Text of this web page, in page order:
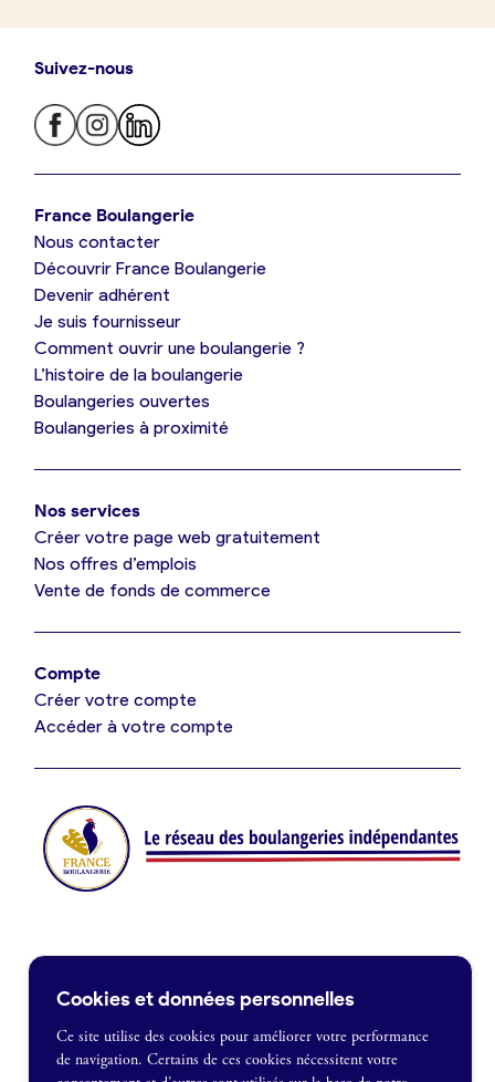
Je trouve ma boulangerie
Je suis boulanger
Je découvre France Boulangerie
Mes tarifs
Je référence ma boulangerie (gratuit)
Offres d’emploi
Je suis fournisseur
Je crée mon compte
France Boulangerie
Suivez-nous
France Boulangerie
Nous contacter
Découvrir France Boulangerie
Devenir adhérent
Je suis fournisseur
Comment ouvrir une boulangerie ?
L’histoire de la boulangerie
Boulangeries ouvertes
Boulangeries à proximité
Nos services
Créer votre page web gratuitement
Nos offres d’emplois
Vente de fonds de commerce
Compte
Créer votre compte
Accéder à votre compte
Je souhaite être recontacté
Cookies et données personnelles
Ce site utilise des cookies pour améliorer votre performance
de navigation. Certains de ces cookies nécessitent votre